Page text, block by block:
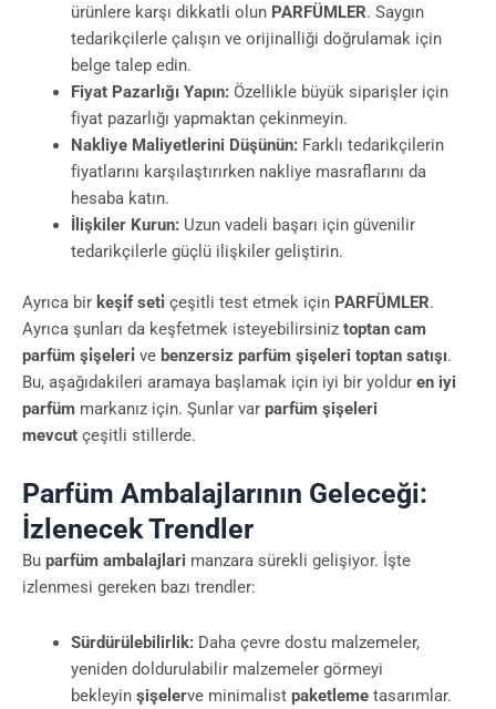
ürünlere karşı dikkatli olun PARFÜMLER. Saygın
tedarikçilerle çalışın ve orijinalliği doğrulamak için
belge talep edin.
Fiyat Pazarlığı Yapın:Özellikle büyük siparişler için
fiyat pazarlığı yapmaktan çekinmeyin.
Nakliye Maliyetlerini Düşünün:Farklı tedarikçilerin
fiyatlarını karşılaştırırken nakliye masraflarını da
hesaba katın.
İlişkiler Kurun:Uzun vadeli başarı için güvenilir
tedarikçilerle güçlü ilişkiler geliştirin.
Ayrıca bir keşi̇f seti̇ çeşitli test etmek için PARFÜMLER.
Ayrıca şunları da keşfetmek isteyebilirsiniz toptan cam
parfüm şi̇şeleri̇ ve benzersiz parfüm şişeleri toptan satışı.
Bu, aşağıdakileri aramaya başlamak için iyi bir yoldur en iyi
parfüm markanız için. Şunlar var parfüm şişeleri
mevcut çeşitli stillerde.
Parfüm Ambalajlarının Geleceği:
İzlenecek Trendler
Bu parfüm ambalajlari manzara sürekli gelişiyor. İşte
izlenmesi gereken bazı trendler:
Sürdürülebilirlik:Daha çevre dostu malzemeler,
yeniden doldurulabilir malzemeler görmeyi
bekleyin şişelerve minimalist paketlemetasarımlar.